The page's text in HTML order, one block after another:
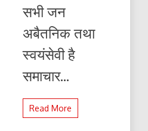
सभी जन
अबैतनिक तथा
स्वयंसेवी है
समाचार...
Read More